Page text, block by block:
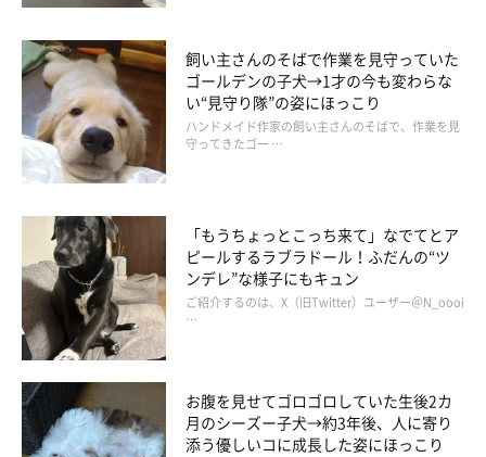
飼い主さんのそばで作業を見守っていた
ゴールデンの子犬→1才の今も変わらな
い“見守り隊”の姿にほっこり
ハンドメイド作家の飼い主さんのそばで、作業を見
守ってきたゴー …
「もうちょっとこっち来て」なでてとア
ピールするラブラドール！ふだんの“ツ
ンデレ”な様子にもキュン
ご紹介するのは、X（旧Twitter）ユーザー＠N_oooi
…
お腹を見せてゴロゴロしていた生後2カ
月のシーズー子犬→約3年後、人に寄り
添う優しいコに成長した姿にほっこり